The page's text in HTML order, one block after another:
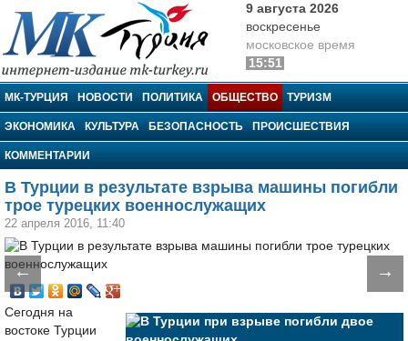
МК-Турция
9 августа 2026
воскресенье
московское время
15:51
МК-ТУРЦИЯ НОВОСТИ ПОЛИТИКА ОБЩЕСТВО ТУРИЗМ
ЭКОНОМИКА КУЛЬТУРА БЕЗОПАСНОСТЬ ПРОИСШЕСТВИЯ
КОММЕНТАРИИ
В Турции в результате взрыва машины погибли
трое турецких военнослужащих
22 апреля 2016, 11:40
← →
Сегодня на
востоке Турции